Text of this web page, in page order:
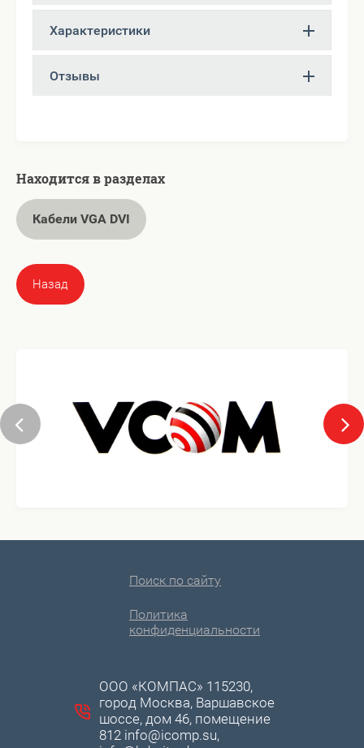
Характеристики
Отзывы
Находится в разделах
Кабели VGA DVI
Назад
Поиск по сайту
Политика
конфиденциальности
ООО «КОМПАС» 115230,
город Москва, Варшавское
шоссе, дом 46, помещение
812 info@icomp.su,